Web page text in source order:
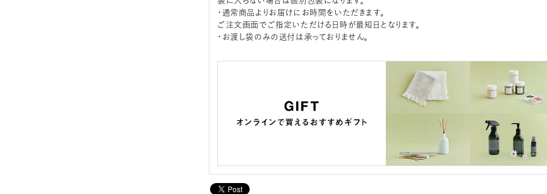
・通常商品よりお届けにお時間をいただきます。
ご注文画面でご指定いただける日時が最短日となります。
・お渡し袋のみの送付は承っておりません。